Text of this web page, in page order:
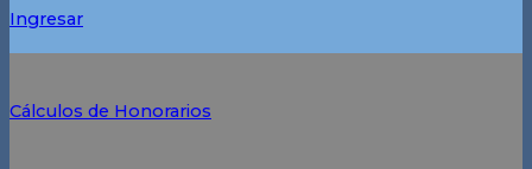
Ingresar
Cálculos de Honorarios